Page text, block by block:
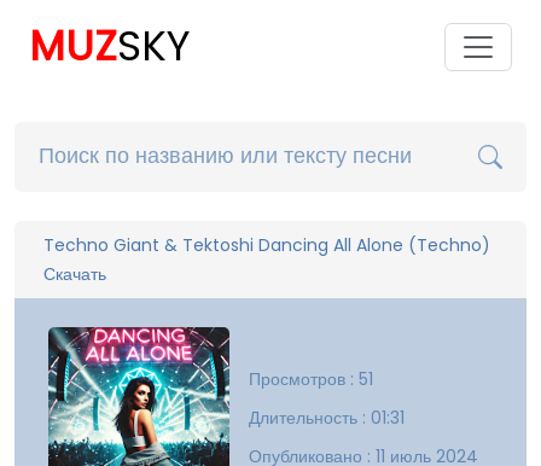
MUZSKY
Techno Giant & Tektoshi Dancing All Alone (Techno)
Скачать
Просмотров : 51
Длительность : 01:31
Опубликовано : 11 июль 2024